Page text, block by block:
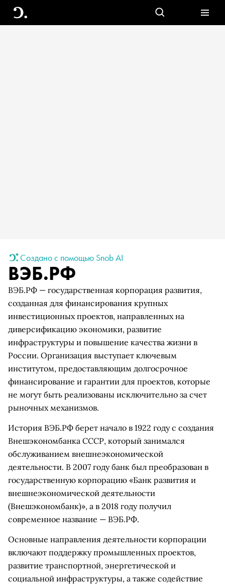
Создано с помощью Snob AI
ВЭБ.РФ
ВЭБ.РФ — государственная корпорация развития,
созданная для финансирования крупных
инвестиционных проектов, направленных на
диверсификацию экономики, развитие
инфраструктуры и повышение качества жизни в
России. Организация выступает ключевым
институтом, предоставляющим долгосрочное
финансирование и гарантии для проектов, которые
не могут быть реализованы исключительно за счет
рыночных механизмов.
История ВЭБ.РФ берет начало в 1922 году с создания
Внешэкономбанка СССР, который занимался
обслуживанием внешнеэкономической
деятельности. В 2007 году банк был преобразован в
государственную корпорацию «Банк развития и
внешнеэкономической деятельности
(Внешэкономбанк)», а в 2018 году получил
современное название — ВЭБ.РФ.
Основные направления деятельности корпорации
включают поддержку промышленных проектов,
развитие транспортной, энергетической и
социальной инфраструктуры, а также содействие